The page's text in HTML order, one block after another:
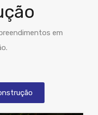
em